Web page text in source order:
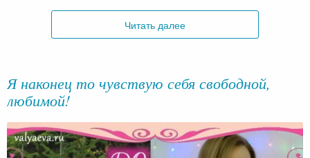
Читать далее
Я наконец то чувствую себя свободной,
любимой!